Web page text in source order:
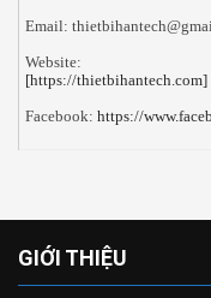
Email:
Website:
[https://thietbihantech.com]
Facebook: https://
GIỚI THIỆU